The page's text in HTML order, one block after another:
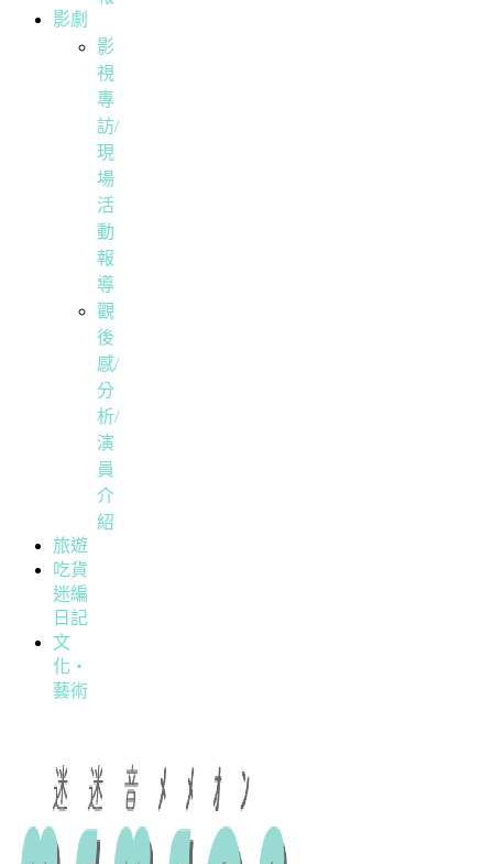
影劇
影
視
專
訪/
現
場
活
動
報
導
觀
後
感/
分
析/
演
員
介
紹
旅遊
吃貨
迷編
日記
文
化・
藝術